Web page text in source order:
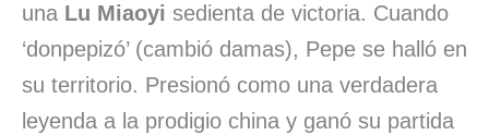
una Lu Miaoyi sedienta de victoria. Cuando
‘donpepizó’ (cambió damas), Pepe se halló en
su territorio. Presionó como una verdadera
leyenda a la prodigio china y ganó su partida